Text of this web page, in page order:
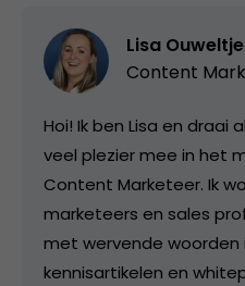
Lisa
Content
Hoi! Ik ben Lisa en draai
veel plezier mee in het
Content Marketeer. Ik
marketeers en sales
met wervende woorden
kennisartikelen en